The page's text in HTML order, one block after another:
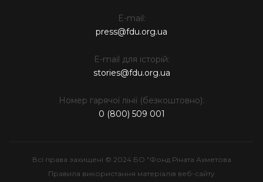
E-mail:
press@fdu.org.ua
E-mail для історій:
stories@fdu.org.ua
Номер гарячої лінії (безкоштовно):
0 (800) 509 001
Всі права захищені © 2024 БО "Фонд Ріната Ахметова
Правила використання матеріалів веб-сайту